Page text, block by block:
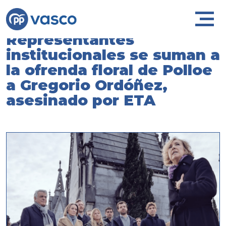
Representantes
institucionales se suman a
la ofrenda floral de Polloe
a Gregorio Ordóñez,
asesinado por ETA